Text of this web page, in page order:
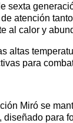
atención
calor y
altas
para
Miró se
para